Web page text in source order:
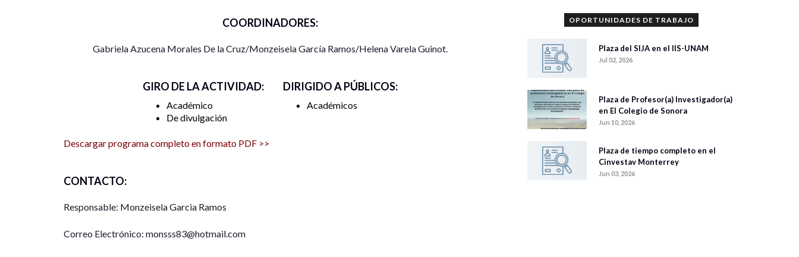
“¿Qué tan crítica es la mirada de los varones? Acercamientos analíticos y éticos para unos estudios
4. Norma Karina Villa Ayala (Ibero)
“El trabajo de cuidados como reivindicación para el ejercicio pleno de los derechos de las mujeres y
abatir las desigualdades de género en los usos del tiempo”
Modera: María Beatriz Romero González
COORDINADORES:
Gabriela Azucena Morales De la Cruz/Monzeisela García Ramos/Helena Varela Guinot.
GIRO DE LA ACTIVIDAD:
Académico
De divulgación
DIRIGIDO A PÚBLICOS:
Académicos
Descargar programa completo en formato PDF >>
CONTACTO:
Responsable: Monzeisela Garcia Ramos
Correo Electrónico: monsss83@hotmail.com
OPORTUNIDADES DE TRABAJO
Plaza del SIJA en el IIS-UNAM
Jul 02, 2026
Plaza de Profesor(a) Investigador(a)
en El Colegio de Sonora
Jun 10, 2026
Plaza de tiempo completo en el
Cinvestav Monterrey
Jun 03, 2026